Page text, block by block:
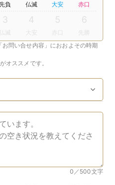
負 仏滅 大安 赤口
3
仏滅
4
大安
5 6
問い合せ内容」におおよその時期
オススメです。
0／500文字